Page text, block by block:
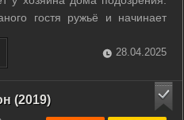
гостя ружьё и начинает
28.04.2025
(2019)